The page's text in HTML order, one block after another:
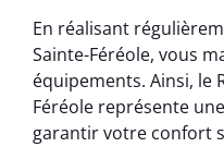
En réalisant
Sainte-Féréole, vous
équipements. Ainsi, le
Féréole représente
garantir votre confort